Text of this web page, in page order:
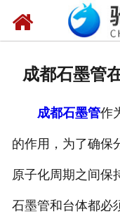
成都石墨管
成都石墨管作
的作用，为了确保
原子化周期之间保
石墨管和台体都必